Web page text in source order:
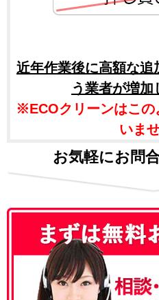
近年作業後に高額な追
う業者が増加
※ECOクリーンはこの
いま
お気軽にお問